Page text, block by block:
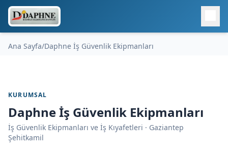
Ana Sayfa/Daphne İş Güvenlik Ekipmanları
KURUMSAL
Daphne İş Güvenlik Ekipmanları
İş Güvenlik Ekipmanları ve İş Kıyafetleri · Gaziantep
Şehitkamil